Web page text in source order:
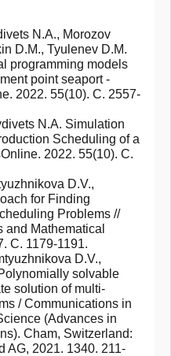
N.A., Morozov
D.M., Tyulenev D.M.
programming models
point seaport -
2022. 55(10). С. 2557-
N.A. Simulation
Scheduling of a
2022. 55(10). С.
D.V.,
for Finding
Problems //
Mathematical
С. 1179-1191.
D.V.,
solvable
solution of multi-
/ Communications in
(Advances in
Cham, Switzerland:
AG, 2021. 1340. 211-